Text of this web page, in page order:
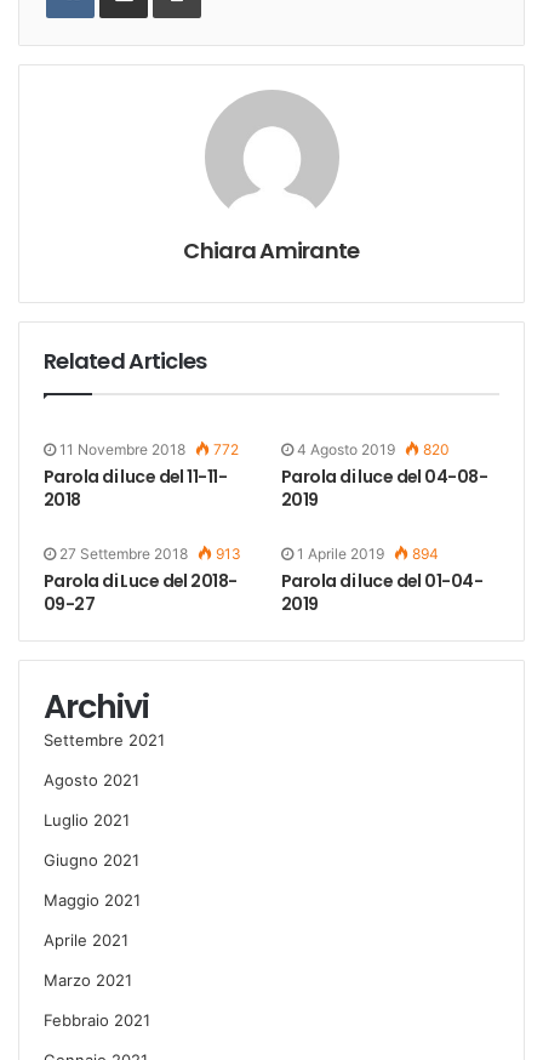
Chiara Amirante
Related Articles
11 Novembre 2018 772
Parola di luce del 11-11-
2018
4 Agosto 2019 820
Parola di luce del 04-08-
2019
27 Settembre 2018 913
Parola di Luce del 2018-
09-27
1 Aprile 2019 894
Parola di luce del 01-04-
2019
Archivi
Settembre 2021
Agosto 2021
Luglio 2021
Giugno 2021
Maggio 2021
Aprile 2021
Marzo 2021
Febbraio 2021